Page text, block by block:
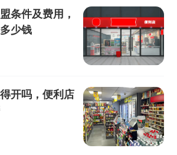
条件及费用，
少钱
开吗，便利店